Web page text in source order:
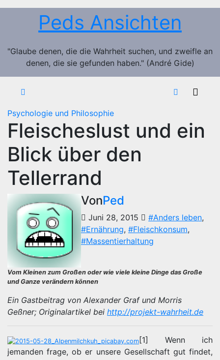
Zum
Peds Ansichten
"Glaube denen, die die Wahrheit suchen, und zweifle an
denen, die sie gefunden haben." (André Gide)
Psychologie und Philosophie
Fleischeslust und ein
Blick über den
Tellerrand
VonPed
Juni 28, 2015 #Anders leben,
#Ernährung, #Fleischkonsum,
#Massentierhaltung
Vom Kleinen zum Großen oder wie viele kleine Dinge das Große
und Ganze verändern können
Ein Gastbeitrag von Alexander Graf und Morris
Geßner; Originalartikel bei http://projekt-wahrheit.de
[1] Wenn ich
jemanden frage, ob er unsere Gesellschaft gut findet,